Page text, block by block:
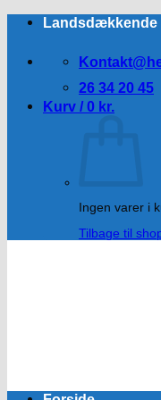
Fortsæt
26 34 20 45
Kurv / 0 kr.
Ingen varer i
Tilbage til